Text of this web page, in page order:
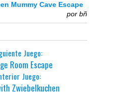
Mummy Cave Escape
por bñ
Juego:
Room Escape
Juego:
Zwiebelkuchen